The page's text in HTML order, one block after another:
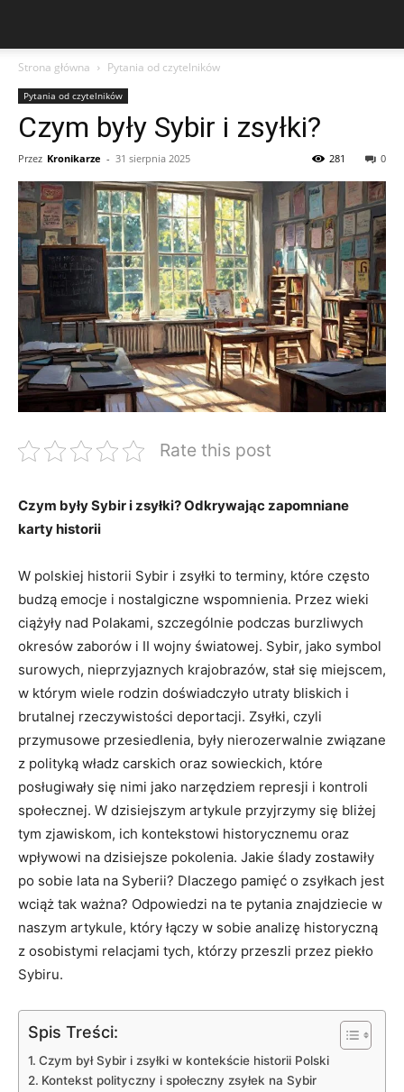
Strona główna Pytania od czytelników
Pytania od czytelników
Czym były Sybir i zsyłki?
Przez Kronikarze - 31 sierpnia 2025 0
281
Rate this post
Czym ​były ‌Sybir i⁣ zsyłki? Odkrywając zapomniane
karty ​historii
W polskiej⁤ historii Sybir i ⁤zsyłki to terminy,⁣ które ‍często
budzą emocje i nostalgiczne wspomnienia. Przez wieki ​
ciążyły nad ⁣Polakami, szczególnie podczas burzliwych⁤
okresów zaborów i II wojny światowej. Sybir, jako symbol
surowych,⁢ nieprzyjaznych krajobrazów, ⁢stał się miejscem,
w którym wiele rodzin doświadczyło utraty bliskich i
brutalnej ⁣rzeczywistości deportacji. Zsyłki, czyli‍
przymusowe⁤ przesiedlenia, były nierozerwalnie związane
z polityką władz carskich oraz ​sowieckich, które
posługiwały się ‌nimi jako narzędziem represji i kontroli
⁢społecznej. W dzisiejszym artykule przyjrzymy się bliżej
⁢tym zjawiskom, ich​ kontekstowi ​historycznemu oraz
⁤wpływowi na dzisiejsze pokolenia. ​Jakie ślady zostawiły‌
po sobie lata ⁣na Syberii? Dlaczego pamięć o ‍zsyłkach jest
wciąż tak‍ ważna? Odpowiedzi⁣ na te pytania znajdziecie‍ w
naszym artykule, który łączy w sobie analizę ‌historyczną
z osobistymi ⁣relacjami tych,​ którzy przeszli przez ​piekło
Sybiru.
Spis Treści:
Czym‌ był‍ Sybir i zsyłki w kontekście ⁢historii Polski
Kontekst polityczny i społeczny zsyłek na Sybir